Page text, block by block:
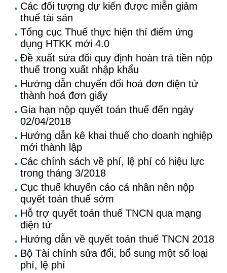
Các đối tượng dự kiến được miễn giảm
thuế tài sản
Tổng cục Thuế thực hiện thí điểm ứng
dụng HTKK mới 4.0
Đề xuất sửa đổi quy định hoàn trả tiền nộp
thuế trong xuất nhập khẩu
Hướng dẫn chuyển đổi hoá đơn điện tử
thành hoá đơn giấy
Gia hạn nộp quyết toán thuế đến ngày
02/04/2018
Hướng dẫn kê khai thuế cho doanh nghiệp
mới thành lập
Các chính sách về phí, lệ phí có hiệu lực
trong tháng 3/2018
Cục thuế khuyến cáo cá nhân nên nộp
quyết toán thuế sớm
Hỗ trợ quyết toán thuế TNCN qua mạng
điện tử
Hướng dẫn về quyết toán thuế TNCN 2018
Bộ Tài chính sửa đổi, bổ sung một số loại
phí, lệ phí